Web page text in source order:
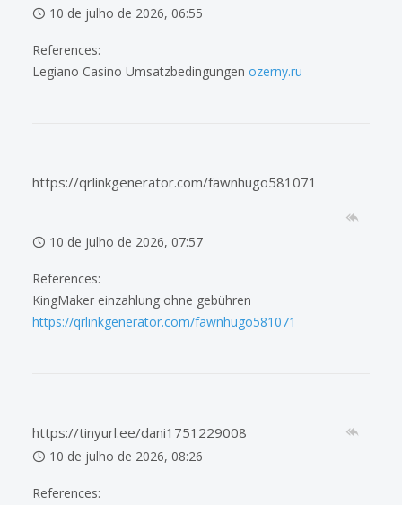
10 de julho de 2026, 06:55
References:
Legiano Casino Umsatzbedingungen ozerny.ru
https://qrlinkgenerator.com/fawnhugo581071
10 de julho de 2026, 07:57
References:
KingMaker einzahlung ohne gebühren
https://qrlinkgenerator.com/fawnhugo581071
https://tinyurl.ee/dani1751229008
10 de julho de 2026, 08:26
References: